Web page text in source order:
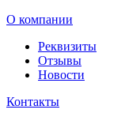
О компании
Реквизиты
Отзывы
Новости
Контакты